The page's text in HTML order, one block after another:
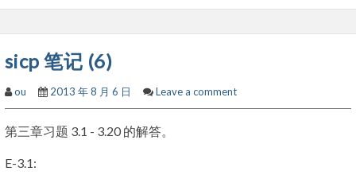
sicp 笔记 (6)
ou 2013 年 8 月 6 日 Leave a comment
第三章习题 3.1 - 3.20 的解答。
E-3.1: